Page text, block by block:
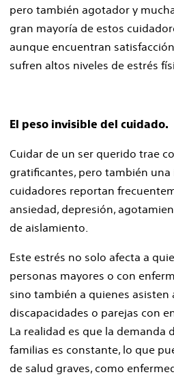
pero también agotador y
gran mayoría de estos
aunque encuentran
sufren altos niveles de estrés
El peso invisible del cuidado.
Cuidar de un ser querido trae
gratificantes, pero también una
cuidadores reportan
ansiedad, depresión,
de aislamiento.
Este estrés no solo afecta a
personas mayores o con
sino también a quienes asisten
discapacidades o parejas con
La realidad es que la demanda
familias es constante, lo que
de salud graves, como